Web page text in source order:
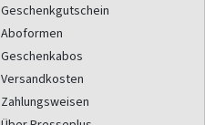
Geschenkgutschein
Aboformen
Geschenkabos
Versandkosten
Zahlungsweisen